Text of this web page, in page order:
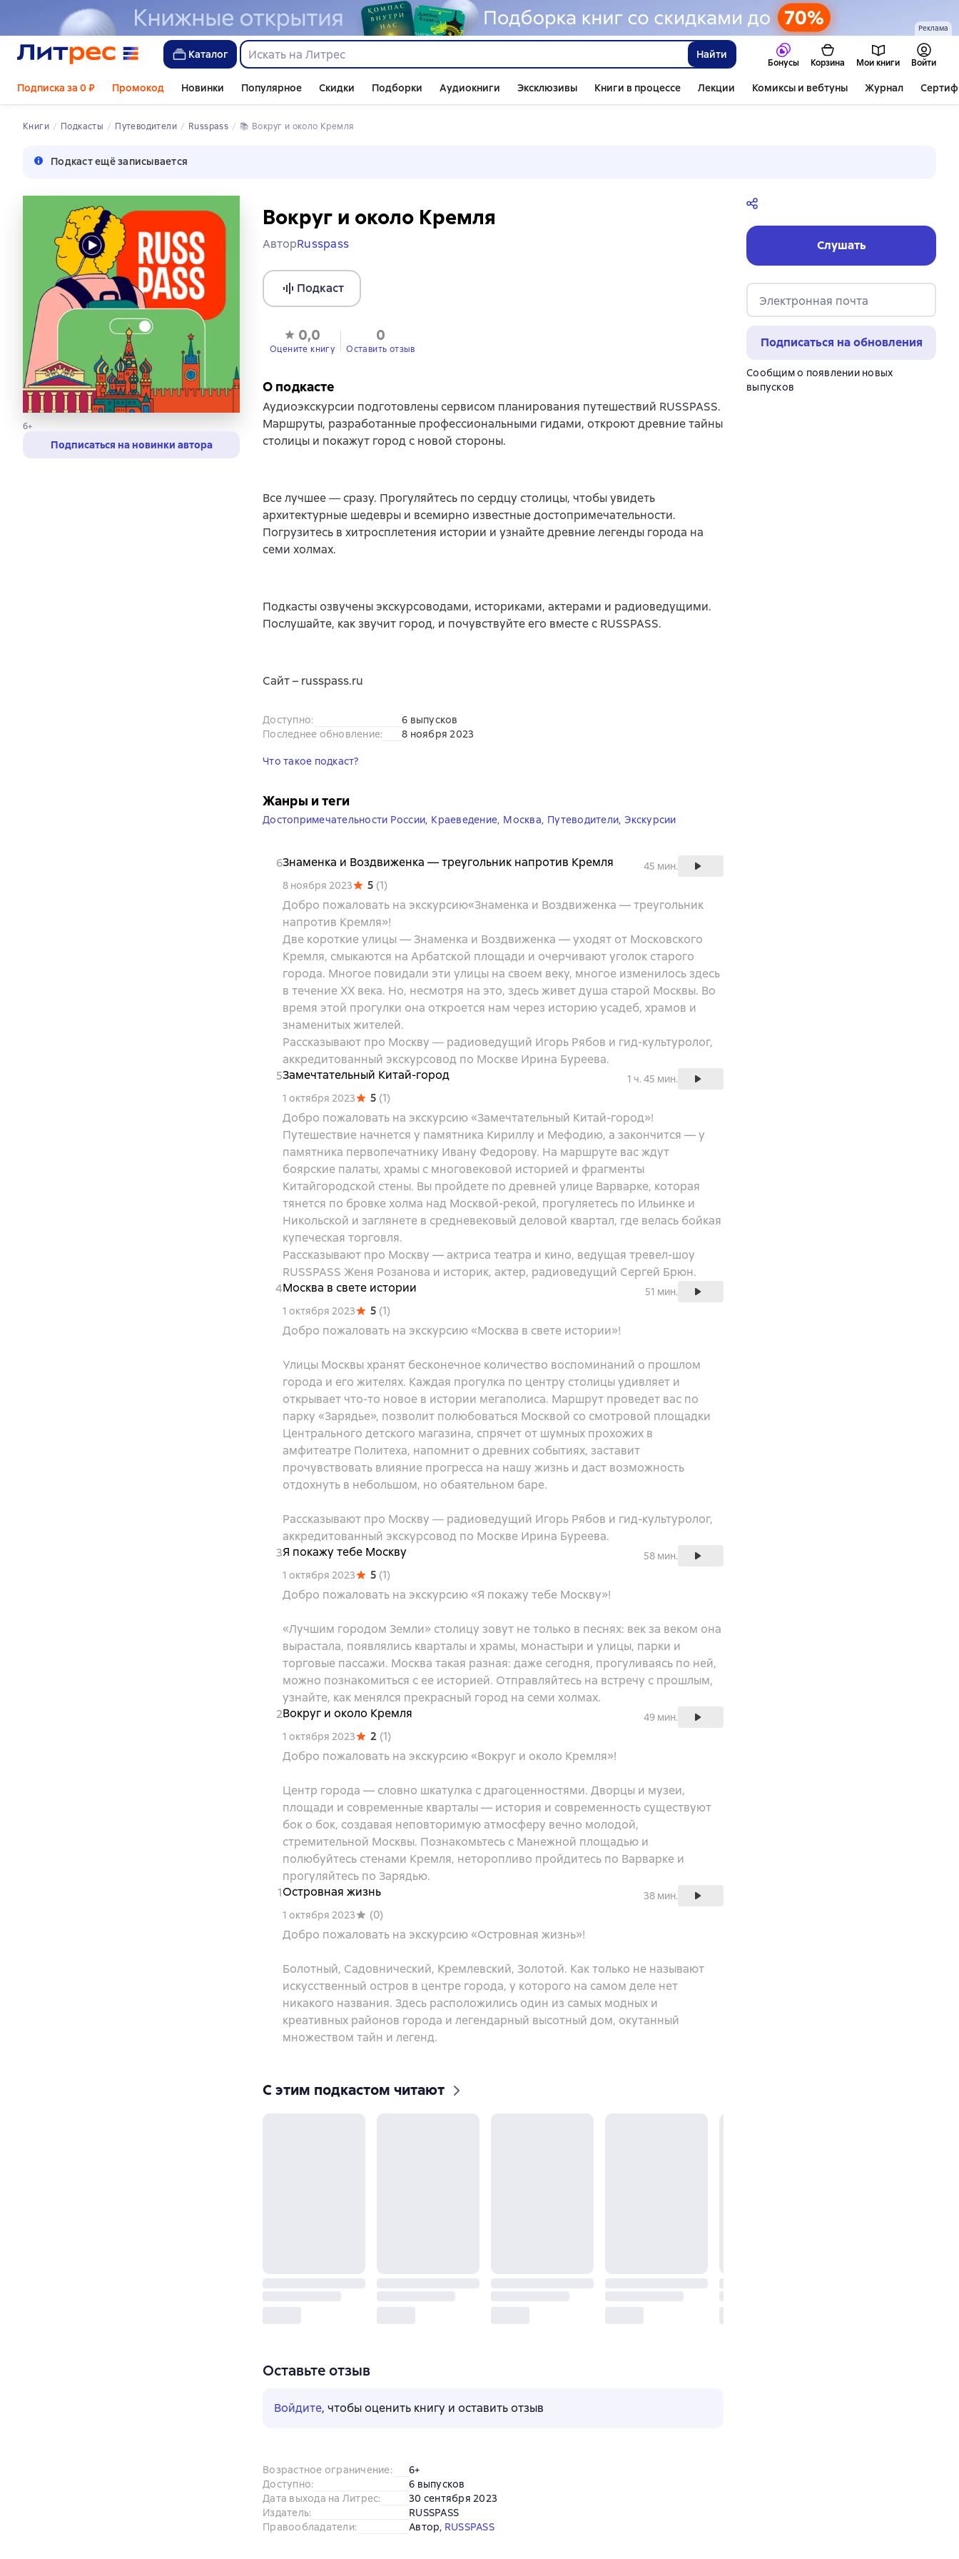
Реклама
Каталог Найти
Бонусы Корзина Мои книги Войти
Подписка за 0 ₽ Промокод Новинки Популярное Скидки Подборки Аудиокниги Эксклюзивы Книги в процессе Лекции Комиксы и вебтуны Журнал
Книги Подкасты путеводители Russpass 📚 Вокруг и около Кремля
Подкаст ещё записывается
6+
Подписаться на новинки автора
Вокруг и около Кремля
АвторRusspass
Подкаст
0,0
Оцените книгу
0
Оставить отзыв
Слушать
Электронная почта
Подписаться на обновления
Сообщим о появлении новых
выпусков
О подкасте
Аудиоэкскурсии подготовлены сервисом планирования путешествий RUSSPASS.
Маршруты, разработанные профессиональными гидами, откроют древние тайны
столицы и покажут город с новой стороны.
Все лучшее ― сразу. Прогуляйтесь по сердцу столицы, чтобы увидеть
архитектурные шедевры и всемирно известные достопримечательности.
Погрузитесь в хитросплетения истории и узнайте древние легенды города на
семи холмах.
Подкасты озвучены экскурсоводами, историками, актерами и радиоведущими.
Послушайте, как звучит город, и почувствуйте его вместе с RUSSPASS.
Cайт – russpass.ru
Доступно:
6 выпусков
Последнее обновление: 8 ноября 2023
Что такое подкаст?
Жанры и теги
Достопримечательности России, Краеведение, Москва, Путеводители, Экскурсии
6Знаменка и Воздвиженка — треугольник напротив Кремля
45 мин.
8 ноября 2023
5 (1)
Добро пожаловать на экскурсию«Знаменка и Воздвиженка — треугольник
напротив Кремля»!
Две короткие улицы — Знаменка и Воздвиженка — уходят от Московского
Кремля, смыкаются на Арбатской площади и очерчивают уголок старого
города. Многое повидали эти улицы на своем веку, многое изменилось здесь
в течение XX века. Но, несмотря на это, здесь живет душа старой Москвы. Во
время этой прогулки она откроется нам через историю усадеб, храмов и
знаменитых жителей.
Рассказывают про Москву ― радиоведущий Игорь Рябов и гид-культуролог,
аккредитованный экскурсовод по Москве Ирина Буреева.
5Замечтательный Китай-город
1 ч. 45 мин.
1 октября 2023
5 (1)
Добро пожаловать на экскурсию «Замечтательный Китай-город»!
Путешествие начнется у памятника Кириллу и Мефодию, а закончится — у
памятника первопечатнику Ивану Федорову. На маршруте вас ждут
боярские палаты, храмы с многовековой историей и фрагменты
Китайгородской стены. Вы пройдете по древней улице Варварке, которая
тянется по бровке холма над Москвой-рекой, прогуляетесь по Ильинке и
Никольской и заглянете в средневековый деловой квартал, где велась бойкая
купеческая торговля.
Рассказывают про Москву — актриса театра и кино, ведущая тревел-шоу
RUSSPASS Женя Розанова и историк, актер, радиоведущий Сергей Брюн.
4Москва в свете истории
51 мин.
1 октября 2023
5 (1)
Добро пожаловать на экскурсию «Москва в свете истории»!
Улицы Москвы хранят бесконечное количество воспоминаний о прошлом
города и его жителях. Каждая прогулка по центру столицы удивляет и
открывает что-то новое в истории мегаполиса. Маршрут проведет вас по
парку «Зарядье», позволит полюбоваться Москвой со смотровой площадки
Центрального детского магазина, спрячет от шумных прохожих в
амфитеатре Политеха, напомнит о древних событиях, заставит
прочувствовать влияние прогресса на нашу жизнь и даст возможность
отдохнуть в небольшом, но обаятельном баре.
Рассказывают про Москву ― радиоведущий Игорь Рябов и гид-культуролог,
аккредитованный экскурсовод по Москве Ирина Буреева.
3Я покажу тебе Москву
58 мин.
1 октября 2023
5 (1)
Добро пожаловать на экскурсию «Я покажу тебе Москву»!
«Лучшим городом Земли» столицу зовут не только в песнях: век за веком она
вырастала, появлялись кварталы и храмы, монастыри и улицы, парки и
торговые пассажи. Москва такая разная: даже сегодня, прогуливаясь по ней,
можно познакомиться с ее историей. Отправляйтесь на встречу с прошлым,
узнайте, как менялся прекрасный город на семи холмах.
2Вокруг и около Кремля
49 мин.
1 октября 2023
2 (1)
Добро пожаловать на экскурсию «Вокруг и около Кремля»!
Центр города — словно шкатулка с драгоценностями. Дворцы и музеи,
площади и современные кварталы — история и современность существуют
бок о бок, создавая неповторимую атмосферу вечно молодой,
стремительной Москвы. Познакомьтесь с Манежной площадью и
полюбуйтесь стенами Кремля, неторопливо пройдитесь по Варварке и
прогуляйтесь по Зарядью.
1Островная жизнь
38 мин.
1 октября 2023
(0)
Добро пожаловать на экскурсию «Островная жизнь»!
Болотный, Садовнический, Кремлевский, Золотой. Как только не называют
искусственный остров в центре города, у которого на самом деле нет
никакого названия. Здесь расположились один из самых модных и
креативных районов города и легендарный высотный дом, окутанный
множеством тайн и легенд.
С этим подкастом читают
Оставьте отзыв
Войдите, чтобы оценить книгу и оставить отзыв
Возрастное ограничение:
6+
Доступно:
6 выпусков
Дата выхода на Литрес:
30 сентября 2023
Издатель:
RUSSPASS
Правообладатели: Автор, RUSSPASS